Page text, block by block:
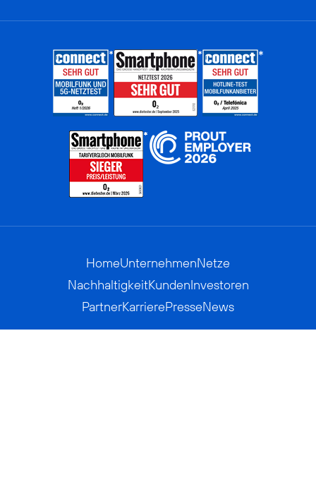
HomeUnternehmenNetze
NachhaltigkeitKundenInvestoren
PartnerKarrierePresseNews